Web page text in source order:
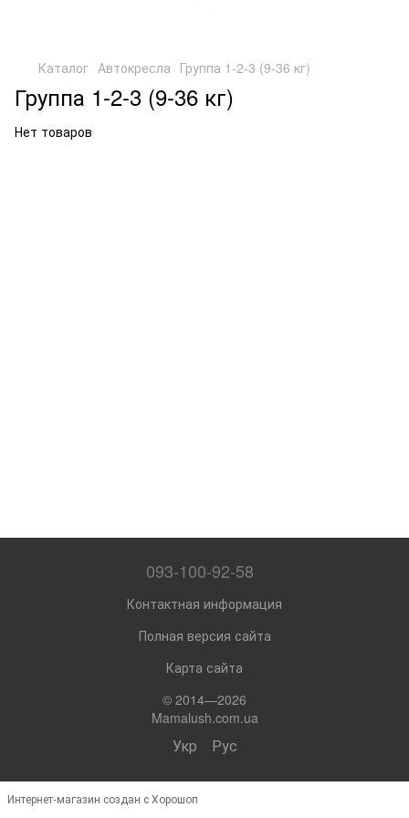
Каталог Автокресла Группа 1-2-3 (9-36 кг)
Группа 1-2-3 (9-36 кг)
Нет товаров
093-100-92-58
Контактная информация
Полная версия сайта
Карта сайта
© 2014—2026
Mamalush.com.ua
Укр Рус
Интернет-магазин создан с Хорошоп